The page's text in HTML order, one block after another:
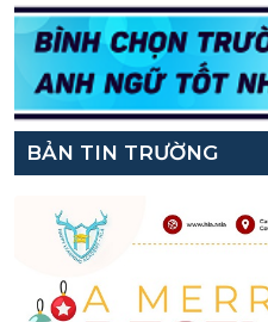
BẢN TIN TRƯỜNG